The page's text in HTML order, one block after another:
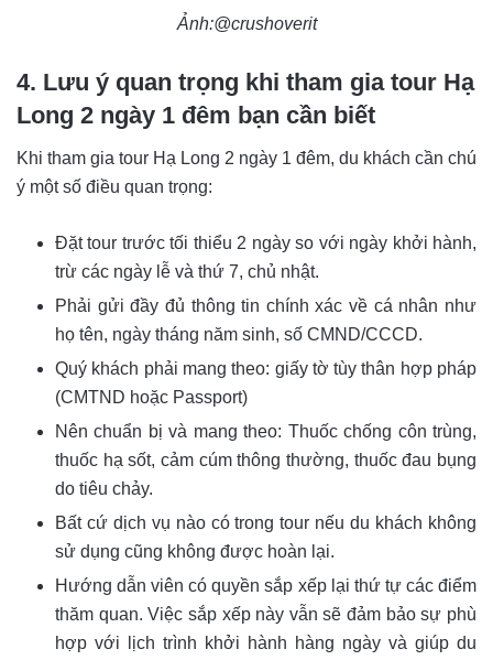
Ảnh:@crushoverit
4. Lưu ý quan trọng khi tham gia tour Hạ
Long 2 ngày 1 đêm bạn cần biết
Khi tham gia tour Hạ Long 2 ngày 1 đêm, du khách cần chú
ý một số điều quan trọng:
Đặt tour trước tối thiểu 2 ngày so với ngày khởi hành,
trừ các ngày lễ và thứ 7, chủ nhật.
Phải gửi đầy đủ thông tin chính xác về cá nhân như
họ tên, ngày tháng năm sinh, số CMND/CCCD.
Quý khách phải mang theo: giấy tờ tùy thân hợp pháp
(CMTND hoặc Passport)
Nên chuẩn bị và mang theo: Thuốc chống côn trùng,
thuốc hạ sốt, cảm cúm thông thường, thuốc đau bụng
do tiêu chảy.
Bất cứ dịch vụ nào có trong tour nếu du khách không
sử dụng cũng không được hoàn lại.
Hướng dẫn viên có quyền sắp xếp lại thứ tự các điểm
thăm quan. Việc sắp xếp này vẫn sẽ đảm bảo sự phù
hợp với lịch trình khởi hành hàng ngày và giúp du